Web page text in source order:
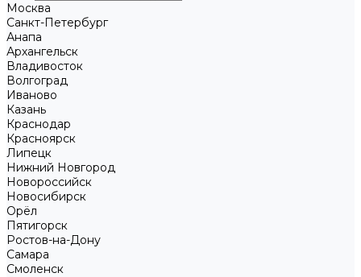
Москва
Санкт-Петербург
Анапа
Архангельск
Владивосток
Волгоград
Иваново
Казань
Краснодар
Красноярск
Липецк
Нижний Новгород
Новороссийск
Новосибирск
Орёл
Пятигорск
Ростов-на-Дону
Самара
Смоленск